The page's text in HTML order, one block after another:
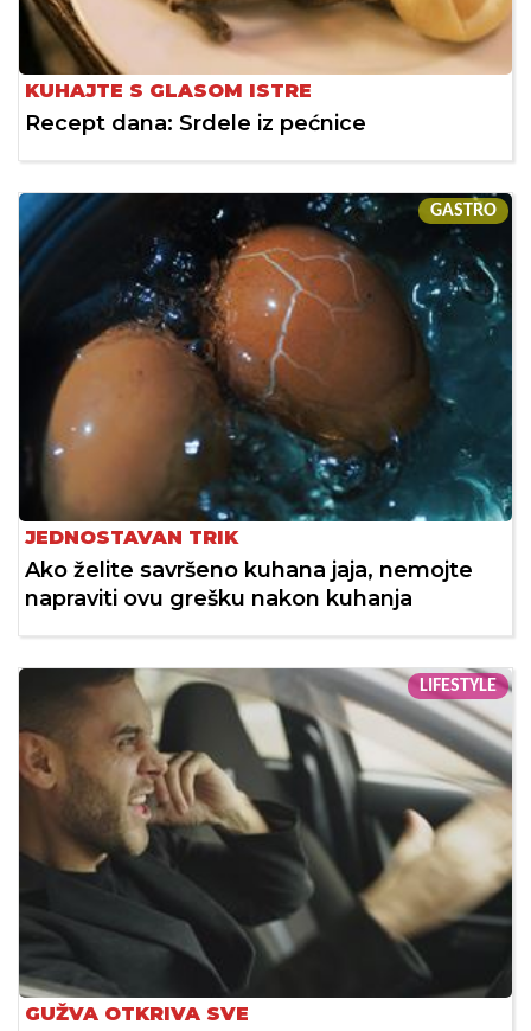
KUHAJTE S GLASOM ISTRE
Recept dana: Srdele iz pećnice
GASTRO
JEDNOSTAVAN TRIK
Ako želite savršeno kuhana jaja, nemojte
napraviti ovu grešku nakon kuhanja
LIFESTYLE
GUŽVA OTKRIVA SVE